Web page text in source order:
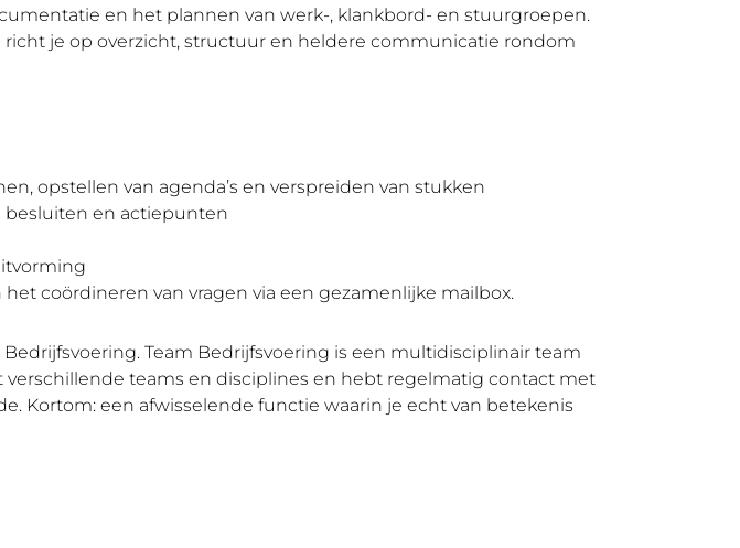
en het plannen van werk-, klankbord- en stuurgroepen.
je op overzicht, structuur en heldere communicatie rondom
opstellen van agenda’s en verspreiden van stukken
besluiten en actiepunten
coördineren van vragen via een gezamenlijke mailbox.
Team Bedrijfsvoering is een multidisciplinair team
verschillende teams en disciplines en hebt regelmatig contact met
Kortom: een afwisselende functie waarin je echt van betekenis